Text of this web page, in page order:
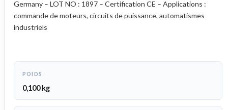
Germany – LOT NO : 1897 – Certification CE – Applications :
commande de moteurs, circuits de puissance, automatismes
industriels
POIDS
0,100 kg